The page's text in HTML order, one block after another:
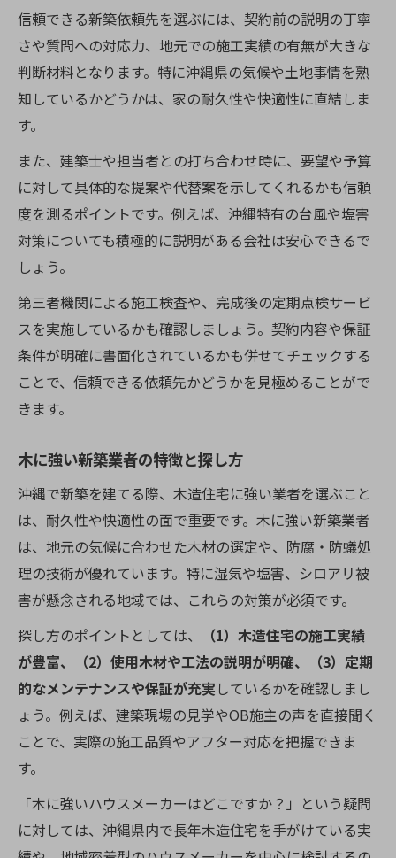
信頼できる新築依頼先を選ぶには、契約前の説明の丁寧
さや質問への対応力、地元での施工実績の有無が大きな
判断材料となります。特に沖縄県の気候や土地事情を熟
知しているかどうかは、家の耐久性や快適性に直結しま
す。
また、建築士や担当者との打ち合わせ時に、要望や予算
に対して具体的な提案や代替案を示してくれるかも信頼
度を測るポイントです。例えば、沖縄特有の台風や塩害
対策についても積極的に説明がある会社は安心できるで
しょう。
第三者機関による施工検査や、完成後の定期点検サービ
スを実施しているかも確認しましょう。契約内容や保証
条件が明確に書面化されているかも併せてチェックする
ことで、信頼できる依頼先かどうかを見極めることがで
きます。
木に強い新築業者の特徴と探し方
沖縄で新築を建てる際、木造住宅に強い業者を選ぶこと
は、耐久性や快適性の面で重要です。木に強い新築業者
は、地元の気候に合わせた木材の選定や、防腐・防蟻処
理の技術が優れています。特に湿気や塩害、シロアリ被
害が懸念される地域では、これらの対策が必須です。
探し方のポイントとしては、
（1）木造住宅の施工実績
が豊富、（2）使用木材や工法の説明が明確、（3）定期
的なメンテナンスや保証が充実 しているかを確認しまし
ょう。例えば、建築現場の見学やOB施主の声を直接聞く
ことで、実際の施工品質やアフター対応を把握できま
す。
「木に強いハウスメーカーはどこですか？」という疑問
に対しては、沖縄県内で長年木造住宅を手がけている実